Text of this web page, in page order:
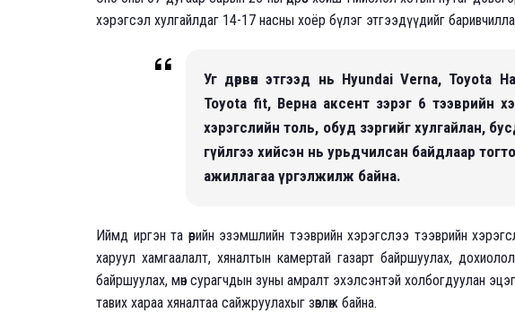
хэрэгсэл хулгайлдаг 14-17 насны хоёр бүлэг этгээдүүдийг
Уг дөрвөн этгээд нь Hyundai Verna, Toyota
Toyota fit, Верна аксент зэрэг 6 тээврийн
хэрэгслийн толь, обуд зэргийг хулгайлан,
гүйлгээ хийсэн нь урьдчилсан байдлаар
ажиллагаа үргэлжилж байна.
Иймд иргэн та өөрийн эзэмшлийн тээврийн хэрэгслээ тээврийн
харуул хамгаалалт, хяналтын камертай газарт байршуулах,
байршуулах, мөн сурагчдын зуны амралт эхэлсэнтэй холбогдуулан
тавих хараа хяналтаа сайжруулахыг зөвлөж байна.